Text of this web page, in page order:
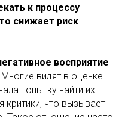
к процессу
снижает риск
восприятие
Многие видят в оценке
попытку найти их
критики, что вызывает